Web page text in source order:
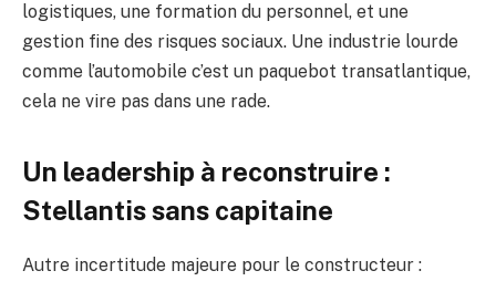
logistiques, une formation du personnel, et une
gestion fine des risques sociaux. Une industrie lourde
comme l’automobile c’est un paquebot transatlantique,
cela ne vire pas dans une rade.
Un leadership à reconstruire :
Stellantis sans capitaine
Autre incertitude majeure pour le constructeur :